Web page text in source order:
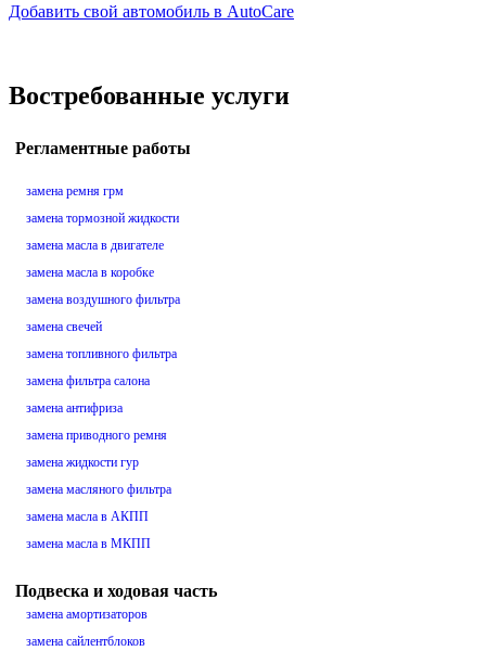
Добавить свой автомобиль в AutoCare
Востребованные услуги
Регламентные работы
замена ремня грм
замена тормозной жидкости
замена масла в двигателе
замена масла в коробке
замена воздушного фильтра
замена свечей
замена топливного фильтра
замена фильтра салона
замена антифриза
замена приводного ремня
замена жидкости гур
замена масляного фильтра
замена масла в АКПП
замена масла в МКПП
Подвеска и ходовая часть
замена амортизаторов
замена сайлентблоков